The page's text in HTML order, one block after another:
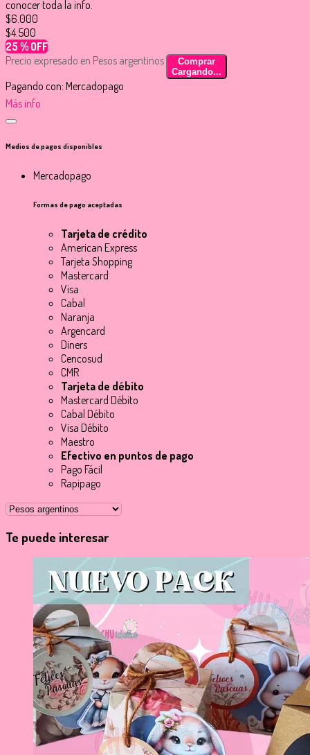
conocer toda la info.
$6.000
$4.500
25 % OFF
Precio expresado en Pesos argentinos
Comprar
Cargando...
Pagando con: Mercadopago
Más info
Medios de pagos disponibles
Mercadopago
Formas de pago aceptadas
Tarjeta de crédito
American Express
Tarjeta Shopping
Mastercard
Visa
Cabal
Naranja
Argencard
Diners
Cencosud
CMR
Tarjeta de débito
Mastercard Débito
Cabal Débito
Visa Débito
Maestro
Efectivo en puntos de pago
Pago Fácil
Rapipago
Te puede interesar